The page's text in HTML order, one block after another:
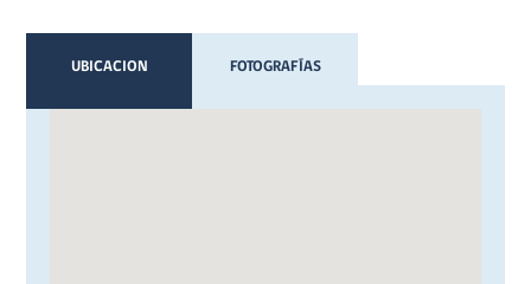
UBICACION FOTOGRAFÍAS